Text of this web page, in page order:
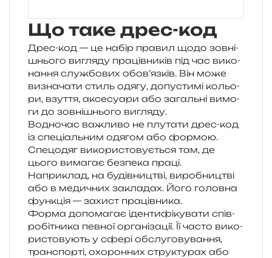
Що таке дрес-код
Дрес-код — це набір пра­вил щодо зов­ні­
шньо­го вигля­ду пра­ців­ни­ків під час вико­
на­н­ня слу­жбо­вих обов’язків. Він може
визна­ча­ти стиль одягу, допу­сти­мі кольо­
ри, взу­т­тя, аксе­су­а­ри або загаль­ні вимо­
ги до зов­ні­шньо­го вигляду.
Водночас важли­во не плу­та­ти дрес-код
із спе­ці­аль­ним одя­гом або формою.
Спецодяг вико­ри­сто­ву­є­ться там, де
цього вима­гає без­пе­ка праці.
Наприклад, на будів­ни­цтві, виро­бни­цтві
або в меди­чних закла­дах. Його голов­на
фун­кція — захист працівника.
Форма допо­ма­гає іден­ти­фі­ку­ва­ти спів­
ро­бі­тни­ка пев­ної орга­ні­за­ції. Її часто вико­
ри­сто­ву­ють у сфері обслу­го­ву­ва­н­ня,
транс­пор­ті, охо­рон­них стру­кту­рах або